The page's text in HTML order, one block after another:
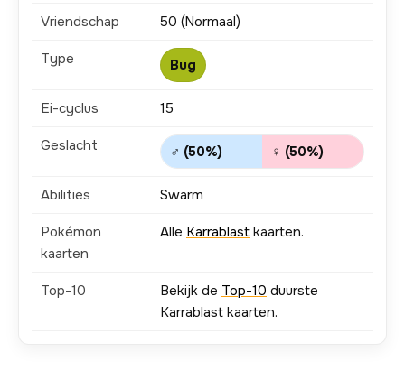
Vriendschap 50 (Normaal)
Type Bug
Ei-cyclus 15
Geslacht ♂ (50%) ♀ (50%)
Abilities Swarm
Pokémon
kaarten
Alle Karrablast kaarten.
Top-10 Bekijk de Top-10 duurste
Karrablast kaarten.